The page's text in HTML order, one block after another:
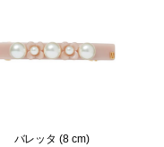
バレッタ (8 cm)